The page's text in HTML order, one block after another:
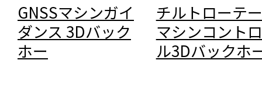
GNSSマシンガイ
ダンス 3Dバック
ホー
チルトローテ
マシンコント
ル3Dバックホ